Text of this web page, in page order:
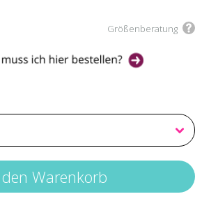
Größenberatung